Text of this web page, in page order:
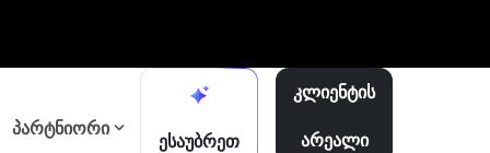
პარტნიორი
ესაუბრეთ
კლიენტის
არეალი